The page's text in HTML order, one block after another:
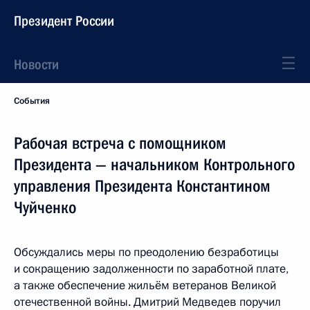
Президент России
Новости
События
Рабочая встреча с помощником
Президента — начальником Контрольного
управления Президента Константином
Чуйченко
Обсуждались меры по преодолению безработицы
и сокращению задолженности по заработной плате,
а также обеспечение жильём ветеранов Великой
отечественной войны. Дмитрий Медведев поручил